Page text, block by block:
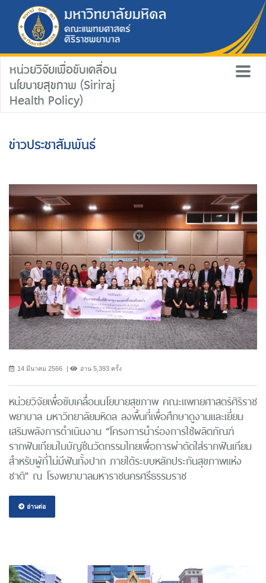
หน่วยวิจัยเพื่อขับเคลื่อน
นโยบายสุขภาพ (Siriraj
Health Policy)
ข่าวประชาสัมพันธ์
14 มีนาคม 2566 อ่าน 5,393 ครั้ง
หน่วยวิจัยเพื่อขับเคลื่อนนโยบายสุขภาพ คณะแพทยศาสตร์ศิริราช
พยาบาล มหาวิทยาลัยมหิดล ลงพื้นที่เพื่อศึกษาดูงานและเยี่ยม
เสริมพลังการดำเนินงาน “โครงการนําร่องการใช้ผลิตภัณฑ์
รากฟันเทียมในบัญชีนวัตกรรมไทยเพื่อการผ่าตัดใส่รากฟันเทียม
สำหรับผู้ที่ไม่มีฟันทั้งปาก ภายใต้ระบบหลักประกันสุขภาพแห่ง
ชาติ” ณ โรงพยาบาลมหาราชนครศรีธรรมราช
อ่านต่อ